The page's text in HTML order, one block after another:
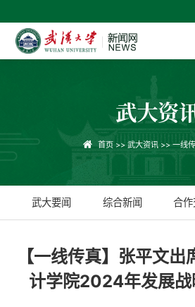
武大资
首页>> 武大资讯>> 一线
武大要闻 综合新闻 合
【一线传真】张平文出
计学院2024年发展战